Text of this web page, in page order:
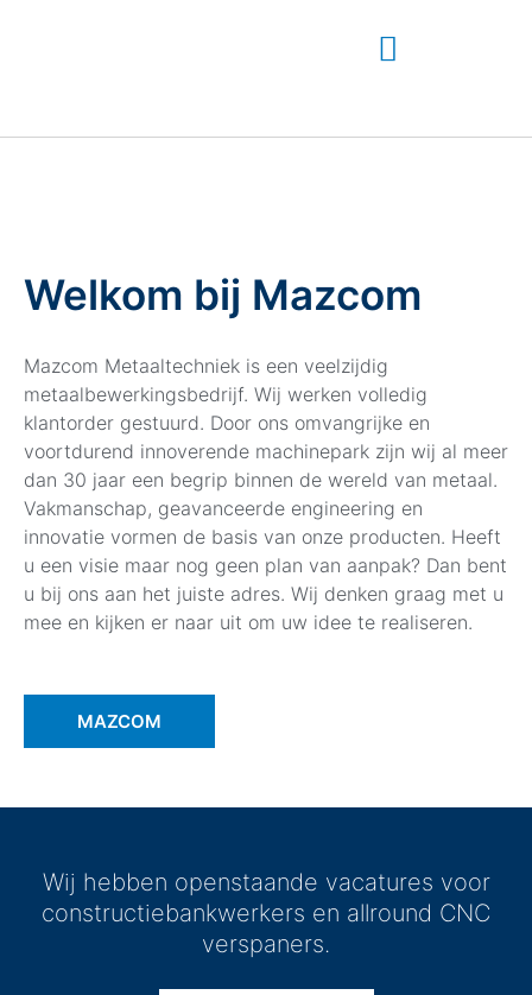
Welkom bij Mazcom
Mazcom Metaaltechniek is een veelzijdig
metaalbewerkingsbedrijf. Wij werken volledig
klantorder gestuurd. Door ons omvangrijke en
voortdurend innoverende machinepark zijn wij al meer
dan 30 jaar een begrip binnen de wereld van metaal.
Vakmanschap, geavanceerde engineering en
innovatie vormen de basis van onze producten. Heeft
u een visie maar nog geen plan van aanpak? Dan bent
u bij ons aan het juiste adres. Wij denken graag met u
mee en kijken er naar uit om uw idee te realiseren.
MAZCOM
Wij hebben openstaande vacatures voor
constructiebankwerkers en allround CNC
verspaners.